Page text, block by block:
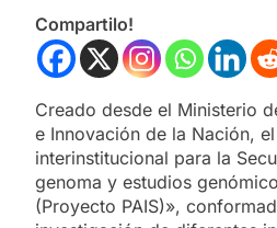
Compartilo!
Creado desde el Ministerio
e Innovación de la Nación,
interinstitucional para la
genoma y estudios
(Proyecto PAIS)»,